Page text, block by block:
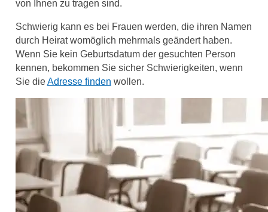
von Ihnen zu tragen sind.
Schwierig kann es bei Frauen werden, die ihren Namen
durch Heirat womöglich mehrmals geändert haben.
Wenn Sie kein Geburtsdatum der gesuchten Person
kennen, bekommen Sie sicher Schwierigkeiten, wenn
Sie dieAdresse finden wollen.